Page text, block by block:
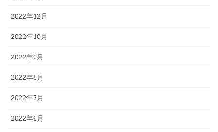
2022年12月
2022年10月
2022年9月
2022年8月
2022年7月
2022年6月